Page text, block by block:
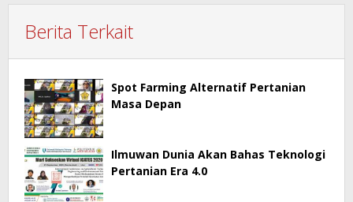
Berita Terkait
Spot Farming Alternatif Pertanian
Masa Depan
Ilmuwan Dunia Akan Bahas Teknologi
Pertanian Era 4.0